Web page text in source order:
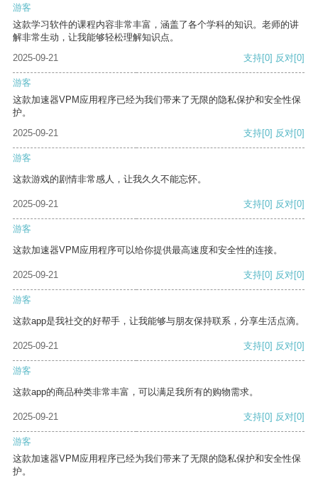
游客
这款学习软件的课程内容非常丰富，涵盖了各个学科的知识。老师的讲
解非常生动，让我能够轻松理解知识点。
2025-09-21
支持[0] 反对[0]
游客
这款加速器VPM应用程序已经为我们带来了无限的隐私保护和安全性保
护。
2025-09-21
支持[0] 反对[0]
游客
这款游戏的剧情非常感人，让我久久不能忘怀。
2025-09-21 支持[0] 反对[0]
游客
这款加速器VPM应用程序可以给你提供最高速度和安全性的连接。
2025-09-21 支持[0] 反对[0]
游客
这款app是我社交的好帮手，让我能够与朋友保持联系，分享生活点滴。
2025-09-21 支持[0] 反对[0]
游客
这款app的商品种类非常丰富，可以满足我所有的购物需求。
2025-09-21 支持[0] 反对[0]
游客
这款加速器VPM应用程序已经为我们带来了无限的隐私保护和安全性保
护。